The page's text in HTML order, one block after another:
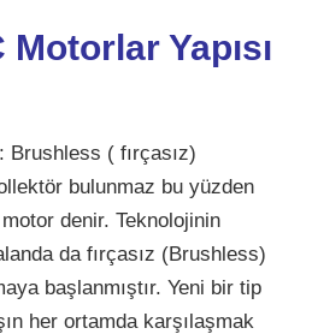
Motorlar Yapısı
Brushless ( fırçasız)
bulunmaz bu yüzden
denir. Teknolojinin
da fırçasız (Brushless)
başlanmıştır. Yeni bir tip
her ortamda karşılaşmak